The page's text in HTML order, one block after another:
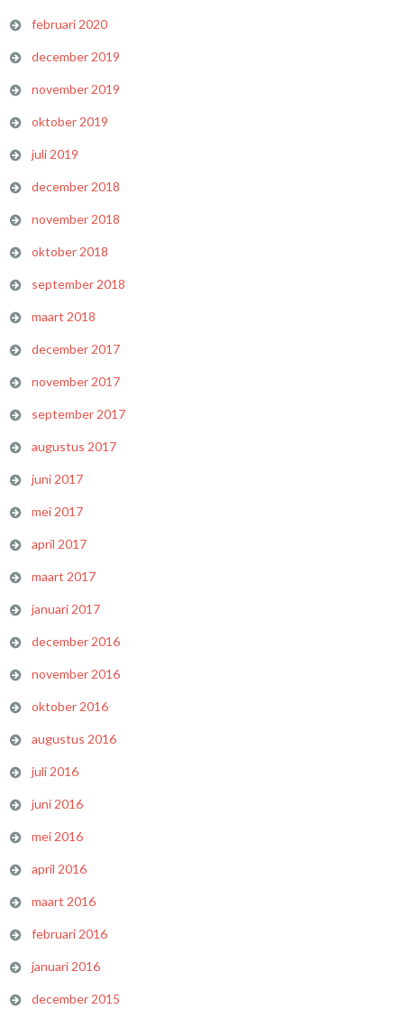
februari 2020
december 2019
november 2019
oktober 2019
juli 2019
december 2018
november 2018
oktober 2018
september 2018
maart 2018
december 2017
november 2017
september 2017
augustus 2017
juni 2017
mei 2017
april 2017
maart 2017
januari 2017
december 2016
november 2016
oktober 2016
augustus 2016
juli 2016
juni 2016
mei 2016
april 2016
maart 2016
februari 2016
januari 2016
december 2015